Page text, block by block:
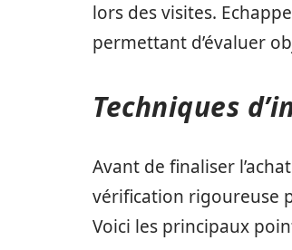
lors des visites.
permettant d’évaluer
Techniques
Avant de finaliser
vérification rigoureuse
Voici les principaux